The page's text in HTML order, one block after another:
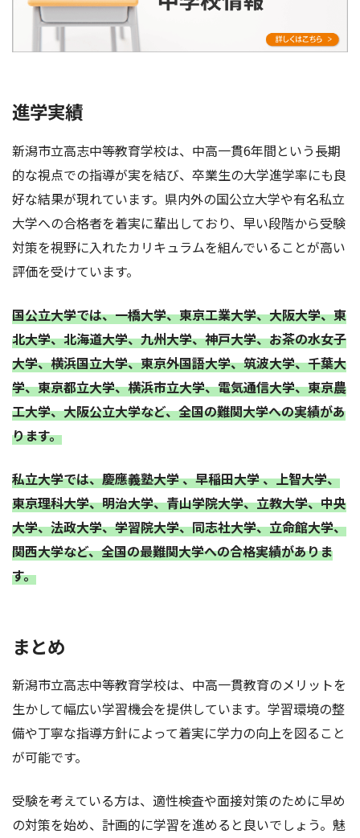
進学実績
新潟市立高志中等教育学校は、中高一貫6年間という長期
的な視点での指導が実を結び、卒業生の大学進学率にも良
好な結果が現れています。県内外の国公立大学や有名私立
大学への合格者を着実に輩出しており、早い段階から受験
対策を視野に入れたカリキュラムを組んでいることが高い
評価を受けています。
国公立大学では、一橋大学、東京工業大学、大阪大学、東
北大学、北海道大学、九州大学、神戸大学、お茶の水女子
大学、横浜国立大学、東京外国語大学、筑波大学、千葉大
学、東京都立大学、横浜市立大学、電気通信大学、東京農
工大学、大阪公立大学など、全国の難関大学への実績があ
ります。
私立大学では、慶應義塾大学 、早稲田大学 、上智大学、
東京理科大学、明治大学、青山学院大学、立教大学、中央
大学、法政大学、学習院大学、同志社大学、立命館大学、
関西大学など、全国の最難関大学への合格実績がありま
す。
まとめ
新潟市立高志中等教育学校は、中高一貫教育のメリットを
生かして幅広い学習機会を提供しています。学習環境の整
備や丁寧な指導方針によって着実に学力の向上を図ること
が可能です。
受験を考えている方は、適性検査や面接対策のために早め
の対策を始め、計画的に学習を進めると良いでしょう。魅